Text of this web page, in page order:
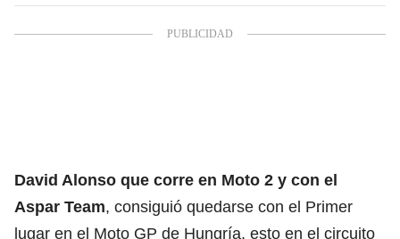
David Alonso que corre en Moto 2 y con el
Aspar Team, consiguió quedarse con el Primer
lugar en el Moto GP de Hungría, esto en el circuito